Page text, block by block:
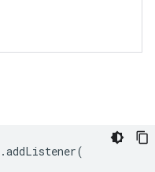
.addListener(